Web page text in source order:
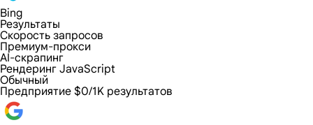
Bing
Результаты
Скорость запросов
Премиум-прокси
AI-скрапинг
Рендеринг JavaScript
Обычный
Предприятие $0/1K результатов